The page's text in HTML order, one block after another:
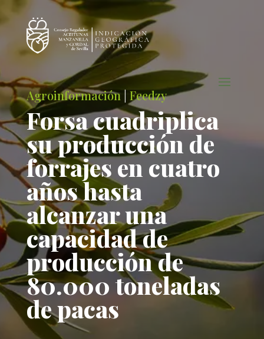
Agroinformación Feedzy
Forsa cuadriplica
su producción de
forrajes en cuatro
años hasta
alcanzar una
capacidad de
producción de
80.000 toneladas
de pacas